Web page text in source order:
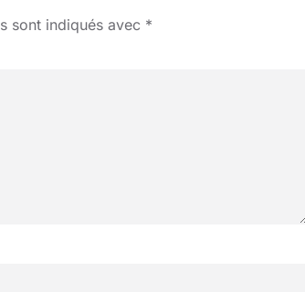
sont indiqués avec *